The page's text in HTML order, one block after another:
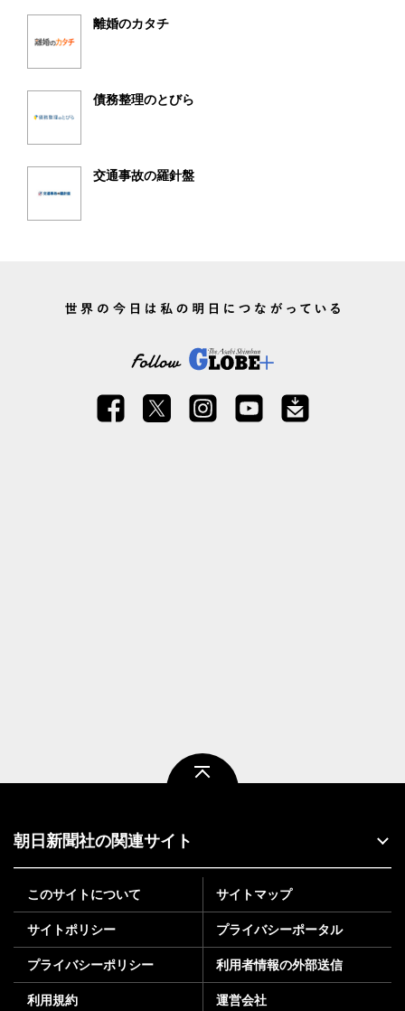
離婚のカタチ
債務整理のとびら
交通事故の羅針盤
朝日新聞社の関連サイト
このサイトについて サイトマップ
サイトポリシー プライバシーポータル
プライバシーポリシー 利用者情報の外部送信
利用規約 運営会社